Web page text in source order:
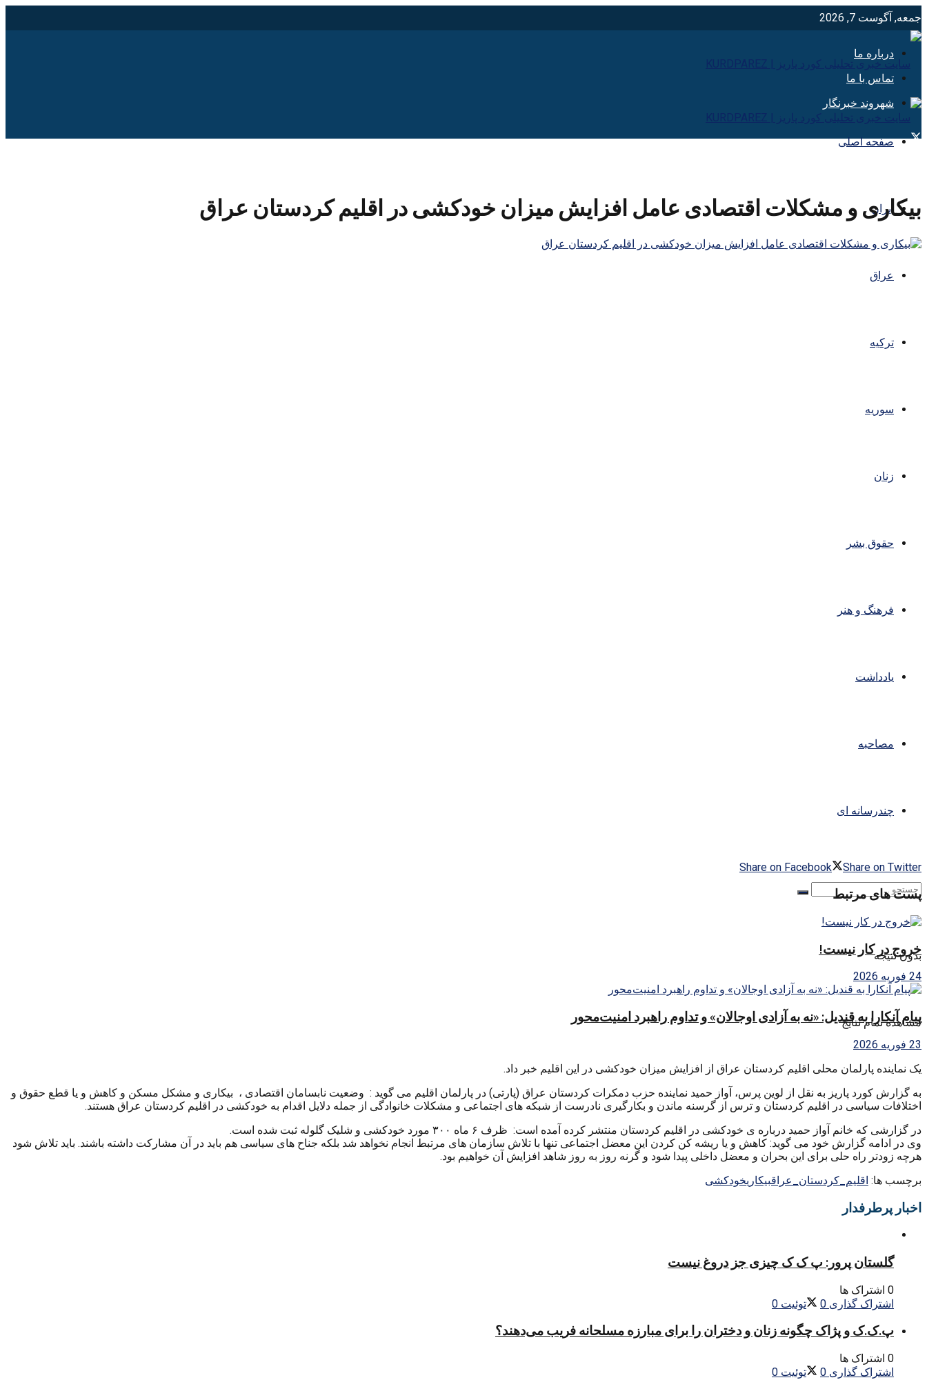
جمعه, آگوست 7, 2026
درباره ما
تماس با ما
شهروند خبرنگار
صفحه اصلی
ایران
عراق
ترکیه
سوریه
زنان
حقوق بشر
فرهنگ و هنر
یادداشت
مصاحبه
چندرسانه ای
بدون نتیجه
مشاهده تمام نتایج
بیکاری و مشکلات اقتصادی عامل افزایش میزان خودکشی در اقلیم کردستان عراق
Share on Facebook Share on Twitter
پست های مرتبط
خروج در کار نیست!
24 فوریه 2026
پیام آنکارا به قندیل: «نه به آزادی اوجالان» و تداوم راهبرد امنیت‌محور
23 فوریه 2026
یک نماینده پارلمان محلی اقلیم کردستان عراق از افزایش میزان خودکشی در این اقلیم خبر داد.
به گزارش کورد پاریز به نقل از لوین پرس، آواز حمید نماینده حزب دمکرات کردستان عراق (پارتی) در پارلمان اقلیم می گوید : وضعیت نابسامان اقتصادی ، بیکاری و مشکل مسکن و کاهش و یا قطع حقوق و
اختلافات سیاسی در اقلیم کردستان و ترس از گرسنه ماندن و بکارگیری نادرست از شبکه های اجتماعی و مشکلات خانوادگی از جمله دلایل اقدام به خودکشی در اقلیم کردستان عراق هستند.
در گزارشی که خانم آواز حمید درباره ی خودکشی در اقلیم کردستان منتشر کرده آمده است: ظرف ۶ ماه ۳۰۰ مورد خودکشی و شلیک گلوله ثبت شده است.
وی در ادامه گزارش خود می گوید: کاهش و یا ریشه کن کردن این معضل اجتماعی تنها با تلاش سازمان های مرتبط انجام نخواهد شد بلکه جناح های سیاسی هم باید در آن مشارکت داشته باشند. باید تلاش شود
هرچه زودتر راه حلی برای این بحران و معضل داخلی پیدا شود و گرنه روز به روز شاهد افزایش آن خواهیم بود.
برچسب ها: اقلیم_کردستان_عراقبیکاریخودکشی
اخبار پرطرفدار
گلستان پرور: پ ک ک چیزی جز دروغ نیست
0 اشتراک ها
اشتراک گذاری 0 توئیت 0
پ.ک.ک و پژاک چگونه زنان و دختران را برای مبارزه مسلحانه فریب می‌دهند؟
0 اشتراک ها
اشتراک گذاری 0 توئیت 0